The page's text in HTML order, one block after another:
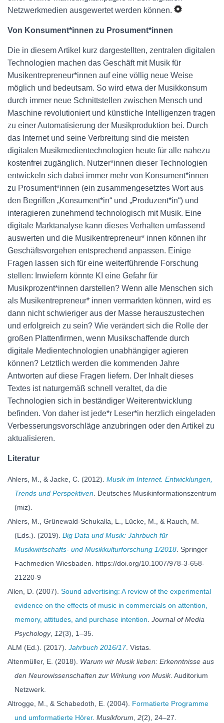
Netzwerkmedien ausgewertet werden können.
Von Konsument*innen zu Prosument*innen
Die in diesem Artikel kurz dargestellten, zentralen digitalen
Technologien machen das Geschäft mit Musik für
Musikentrepreneur*innen auf eine völlig neue Weise
möglich und bedeutsam. So wird etwa der Musikkonsum
durch immer neue Schnittstellen zwischen Mensch und
Maschine revolutioniert und künstliche Intelligenzen tragen
zu einer Automatisierung der Musikproduktion bei. Durch
das Internet und seine Verbreitung sind die meisten
digitalen Musikmedientechnologien heute für alle nahezu
kostenfrei zugänglich. Nutzer*innen dieser Technologien
entwickeln sich dabei immer mehr von Konsument*innen
zu Prosument*innen (ein zusammengesetztes Wort aus
den Begriffen „Konsument*in“ und „Produzent*in“) und
interagieren zunehmend technologisch mit Musik. Eine
digitale Marktanalyse kann dieses Verhalten umfassend
auswerten und die Musikentrepreneur* innen können ihr
Geschäftsvorgehen entsprechend anpassen. Einige
Fragen lassen sich für eine weiterführende Forschung
stellen: Inwiefern könnte KI eine Gefahr für
Musikprozent*innen darstellen? Wenn alle Menschen sich
als Musikentrepreneur* innen vermarkten können, wird es
dann nicht schwieriger aus der Masse herauszustechen
und erfolgreich zu sein? Wie verändert sich die Rolle der
großen Plattenfirmen, wenn Musikschaffende durch
digitale Medientechnologien unabhängiger agieren
können? Letztlich werden die kommenden Jahre
Antworten auf diese Fragen liefern. Der Inhalt dieses
Textes ist naturgemäß schnell veraltet, da die
Technologien sich in beständiger Weiterentwicklung
befinden. Von daher ist jede*r Leser*in herzlich eingeladen
Verbesserungsvorschläge anzubringen oder den Artikel zu
aktualisieren.
Literatur
Ahlers, M., & Jacke, C. (2012). Musik im Internet. Entwicklungen,
Trends und Perspektiven . Deutsches Musikinformationszentrum
(miz).
Ahlers, M., Grünewald-Schukalla, L., Lücke, M., & Rauch, M.
(Eds.). (2019). Big Data und Musik: Jahrbuch für
Musikwirtschafts- und Musikkulturforschung 1/2018 . Springer
Fachmedien Wiesbaden. https://doi.org/10.1007/978-3-658-
21220-9
Allen, D. (2007). Sound advertising: A review of the experimental
evidence on the effects of music in commercials on attention,
memory, attitudes, and purchase intention Journal of Media
Psychology, 12(3), 1–35.
ALM (Ed.). (2017). Jahrbuch 2016/17. Vistas.
Altenmüller, E. (2018). Warum wir Musik lieben: Erkenntnisse aus
den Neurowissenschaften zur Wirkung von Musik. Auditorium
Netzwerk.
Altrogge, M., & Schabedoth, E. (2004). Formatierte Programme
und umformatierte Hörer. Musikforum 2(2), 24–27.